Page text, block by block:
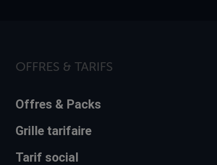
OFFRES & TARIFS
Offres & Packs
Grille tarifaire
Tarif social